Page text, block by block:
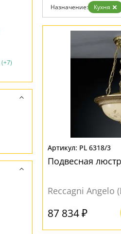
Назначение: Кухня
PL 6318/3
Подвесная
Reccagni Angelo
87 834 ₽
(+7)